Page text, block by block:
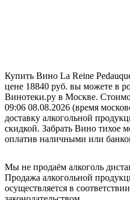
Купить Вино La Reine
цене 18840 руб. вы можете в
Винотеки.ру в Москве.
09:06 08.08.2026 (время
доставку алкогольной
скидкой. Забрать Вино тихое
оплатив наличными или
Мы не продаём алкоголь
Продажа алкогольной
осуществляется в